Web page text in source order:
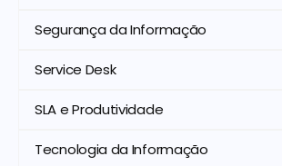
Segurança da Informação
Service Desk
SLA e Produtividade
Tecnologia da Informação